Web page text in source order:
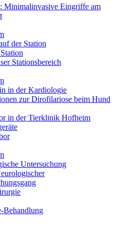
Minimalinvasive Eingriffe am
der Station
Stationsbereich
in der Kardiologie
zur Dirofilariose beim Hund
in der Tierklinik Hofheim
Untersuchung
Behandlung